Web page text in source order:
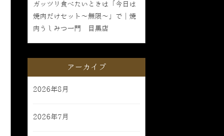
ガッツリ食べたいときは「今日は
焼肉だけセット〜無限〜」で｜焼
肉うしみつ一門 目黒店
アーカイブ
2026年8月
2026年7月